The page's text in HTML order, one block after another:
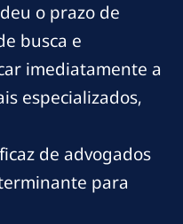
o prazo de
busca e
imediatamente a
especializados,
de advogados
para